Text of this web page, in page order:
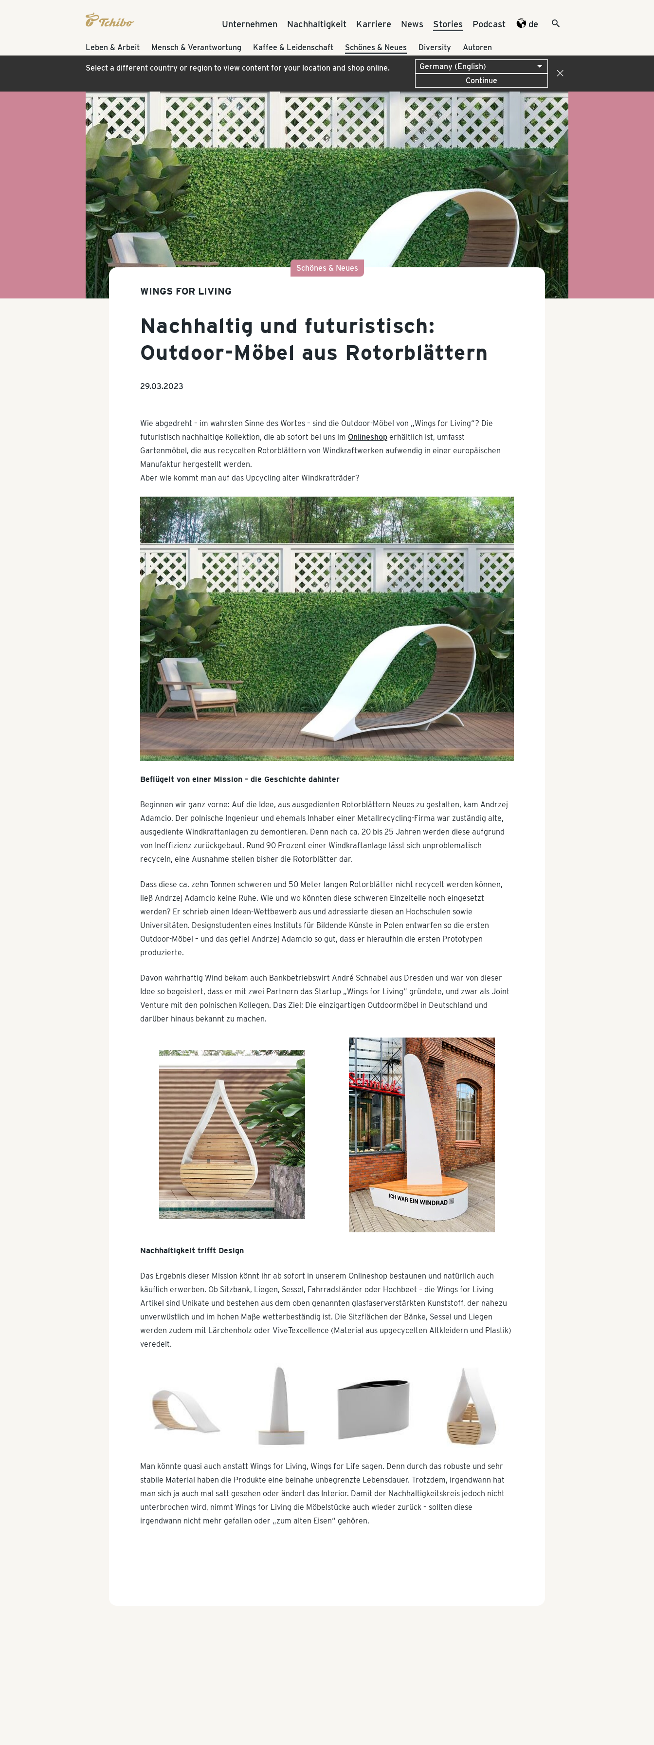
Unternehmen Nachhaltigkeit Karriere News Stories Podcast de
Leben & Arbeit Mensch & Verantwortung Kaffee & Leidenschaft Schönes & Neues Diversity Autoren
Select a different country or region to view content for your location and shop online.
Continue
Schönes & Neues
WINGS FOR LIVING
Nachhaltig und futuristisch:
Outdoor-Möbel aus Rotorblättern
29.03.2023
Wie abgedreht – im wahrsten Sinne des Wortes – sind die Outdoor-Möbel von „Wings for Living“? Die
futuristisch nachhaltige Kollektion, die ab sofort bei uns im Onlineshop erhältlich ist, umfasst
Gartenmöbel, die aus recycelten Rotorblättern von Windkraftwerken aufwendig in einer europäischen
Manufaktur hergestellt werden.
Aber wie kommt man auf das Upcycling alter Windkrafträder?
Beflügelt von einer Mission – die Geschichte dahinter
Beginnen wir ganz vorne: Auf die Idee, aus ausgedienten Rotorblättern Neues zu gestalten, kam Andrzej
Adamcio. Der polnische Ingenieur und ehemals Inhaber einer Metallrecycling-Firma war zuständig alte,
ausgediente Windkraftanlagen zu demontieren. Denn nach ca. 20 bis 25 Jahren werden diese aufgrund
von Ineffizienz zurückgebaut. Rund 90 Prozent einer Windkraftanlage lässt sich unproblematisch
recyceln, eine Ausnahme stellen bisher die Rotorblätter dar.
Dass diese ca. zehn Tonnen schweren und 50 Meter langen Rotorblätter nicht recycelt werden können,
ließ Andrzej Adamcio keine Ruhe. Wie und wo könnten diese schweren Einzelteile noch eingesetzt
werden? Er schrieb einen Ideen-Wettbewerb aus und adressierte diesen an Hochschulen sowie
Universitäten. Designstudenten eines Instituts für Bildende Künste in Polen entwarfen so die ersten
Outdoor-Möbel – und das gefiel Andrzej Adamcio so gut, dass er hieraufhin die ersten Prototypen
produzierte.
Davon wahrhaftig Wind bekam auch Bankbetriebswirt André Schnabel aus Dresden und war von dieser
Idee so begeistert, dass er mit zwei Partnern das Startup „Wings for Living“ gründete, und zwar als Joint
Venture mit den polnischen Kollegen. Das Ziel: Die einzigartigen Outdoormöbel in Deutschland und
darüber hinaus bekannt zu machen.
Nachhaltigkeit trifft Design
Das Ergebnis dieser Mission könnt ihr ab sofort in unserem Onlineshop bestaunen und natürlich auch
käuflich erwerben. Ob Sitzbank, Liegen, Sessel, Fahrradständer oder Hochbeet – die Wings for Living
Artikel sind Unikate und bestehen aus dem oben genannten glasfaserverstärkten Kunststoff, der nahezu
unverwüstlich und im hohen Maße wetterbeständig ist. Die Sitzflächen der Bänke, Sessel und Liegen
werden zudem mit Lärchenholz oder ViveTexcellence (Material aus upgecycelten Altkleidern und Plastik)
veredelt.
Man könnte quasi auch anstatt Wings for Living, Wings for Life sagen. Denn durch das robuste und sehr
stabile Material haben die Produkte eine beinahe unbegrenzte Lebensdauer. Trotzdem, irgendwann hat
man sich ja auch mal satt gesehen oder ändert das Interior. Damit der Nachhaltigkeitskreis jedoch nicht
unterbrochen wird, nimmt Wings for Living die Möbelstücke auch wieder zurück – sollten diese
irgendwann nicht mehr gefallen oder „zum alten Eisen“ gehören.